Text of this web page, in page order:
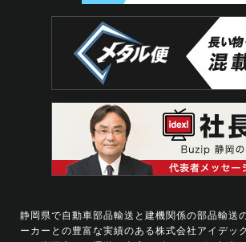
静岡県で自動車部品輸送と建機関係の部品輸送
ーカーとの豊富な実績のある株式会社アイデッ